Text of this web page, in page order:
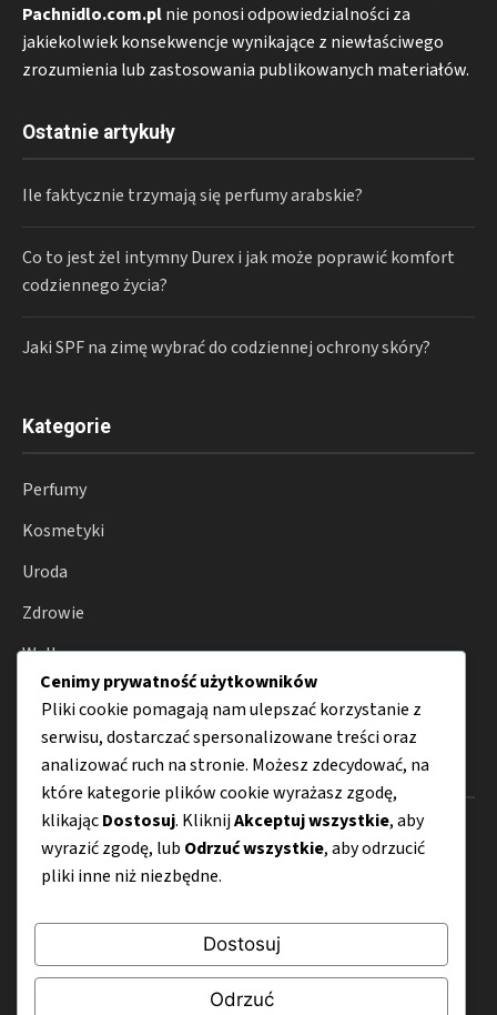
Pachnidlo.com.plnie ponosi odpowiedzialności za
jakiekolwiek konsekwencje wynikające z niewłaściwego
zrozumienia lub zastosowania publikowanych materiałów.
Ostatnie artykuły
Ile faktycznie trzymają się perfumy arabskie?
Co to jest żel intymny Durex i jak może poprawić komfort
codziennego życia?
Jaki SPF na zimę wybrać do codziennej ochrony skóry?
Kategorie
Perfumy
Kosmetyki
Uroda
Zdrowie
Wellness
Porady
Menu
O nas
Kontakt
Polityka prywatności
Cenimy prywatność użytkowników
Pliki cookie pomagają nam ulepszać korzystanie z
serwisu, dostarczać spersonalizowane treści oraz
analizować ruch na stronie. Możesz zdecydować, na
które kategorie plików cookie wyrażasz zgodę,
klikającDostosuj. KliknijAkceptuj wszystkie, aby
wyrazić zgodę, lub Odrzuć wszystkie, aby odrzucić
pliki inne niż niezbędne.
Dostosuj
Odrzuć